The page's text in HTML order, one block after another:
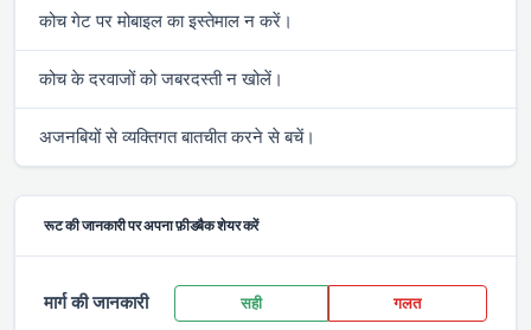
कोच गेट पर मोबाइल का इस्तेमाल न करें।
कोच के दरवाजों को जबरदस्ती न खोलें।
अजनबियों से व्यक्तिगत बातचीत करने से बचें।
रूट की जानकारी पर अपना फ़ीडबैक शेयर करें
मार्ग की जानकारी सही गलत